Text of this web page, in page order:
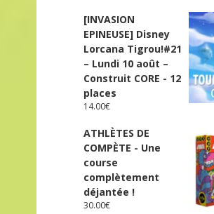
[INVASION
EPINEUSE] Disney
Lorcana Tigrou!#21
– Lundi 10 août –
Construit CORE - 12
places
14.00€
ATHLÈTES DE
COMPÈTE - Une
course
complètement
déjantée !
30.00€